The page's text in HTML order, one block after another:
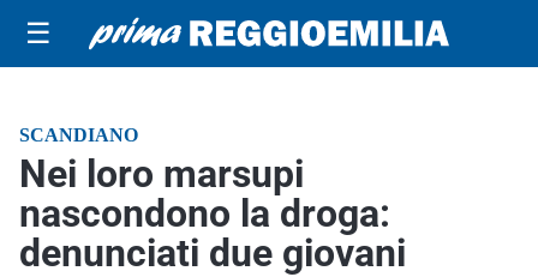
☰
SCANDIANO
Nei loro marsupi
nascondono la droga:
denunciati due giovani